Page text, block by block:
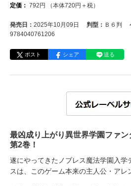
定価： 792 円 （本体720円＋税）
発売日： 2025年10月09日 判型： Ｂ６判
9784040761206
ポスト シェア 送る
最凶成り上がり異世界学園ファン
第2巻！
遂にやってきたノブレス魔法学園入学
スは、このゲーム本来の主人公・アレ